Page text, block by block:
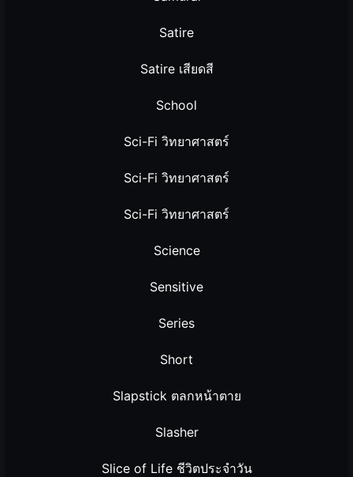
Satire
Satire เสียดสี
School
Sci-Fi วิทยาศาสตร์
Sci-Fi วิทยาศาสตร์
Sci-Fi วิทยาศาสตร์
Science
Sensitive
Series
Short
Slapstick ตลกหน้าตาย
Slasher
Slice of Life ชีวิตประจำวัน